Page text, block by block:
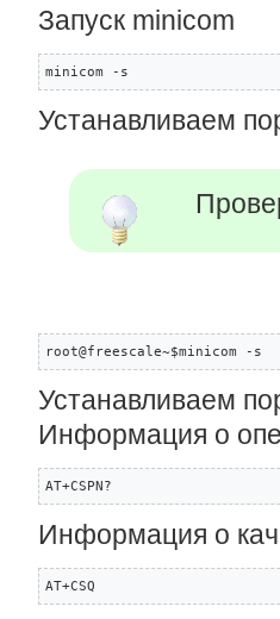
Запуск minicom
minicom -s
Устанавливаем
root@freescale~$minicom -s
Устанавливаем
Информация о
AT+CSPN?
Информация о
AT+CSQ